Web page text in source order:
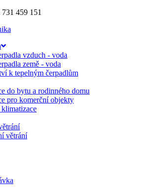
731 459 151
vzduch - voda
země - voda
k tepelným čerpadlům
do bytu a rodinného domu
pro komerční objekty
větrání